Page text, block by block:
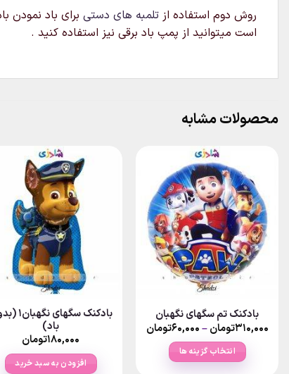
روش دوم استفاده از تلمبه های دستی برای باد نمودن
است میتوانید از پمپ باد برقی نیز استفاده کنید .
محصولات مشابه
بادکنک تم سگهای نگهبان
۳۱۰,۰۰۰تومان–۶۰,۰۰۰تومان
انتخاب گزینه ها
بادکنک سگهای
باد)
۱۸۰,۰۰۰تومان
افزودن به سبد خرید